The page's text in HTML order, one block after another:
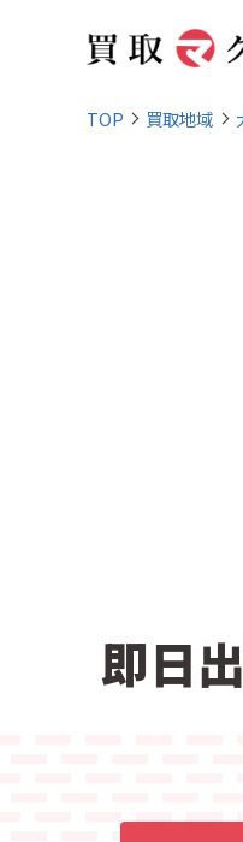
TOP 買取地域
即日